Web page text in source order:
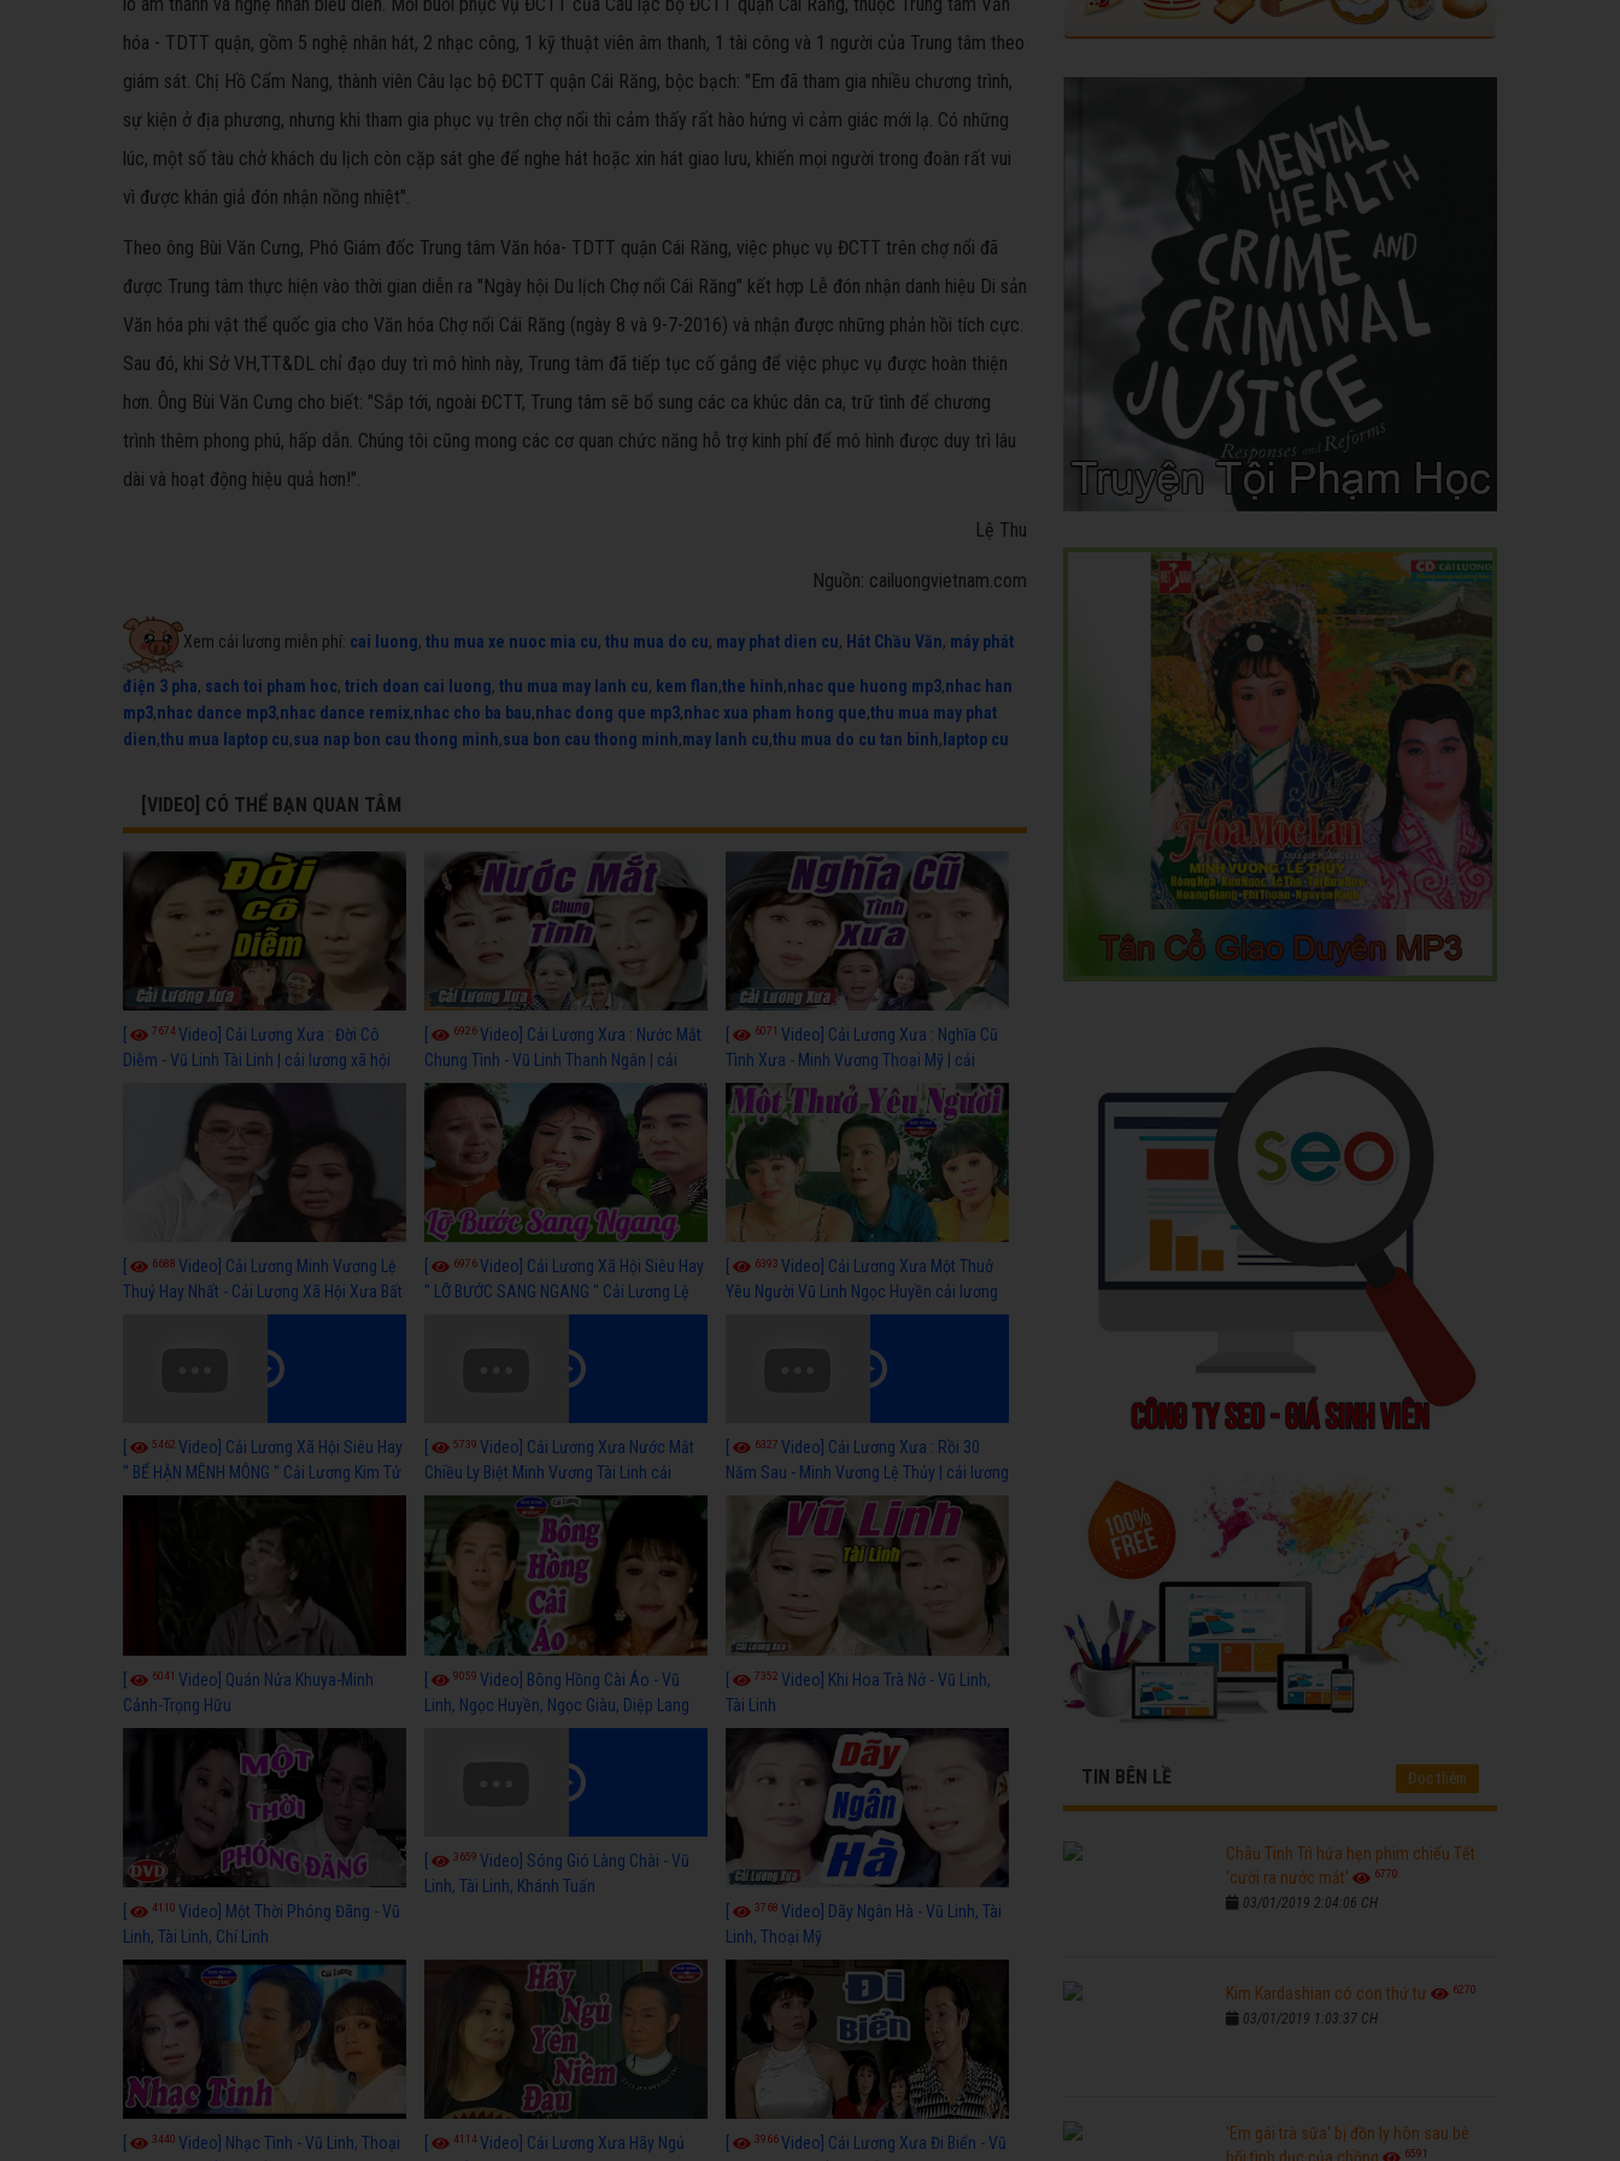
hóa - TDTT quận, gồm 5 nghệ nhân hát, 2 nhạc công, 1 kỹ thuật viên âm thanh, 1 tài công và 1 người của Trung tâm theo
giám sát. Chị Hồ Cẩm Nang, thành viên Câu lạc bộ ĐCTT quận Cái Răng, bộc bạch: "Em đã tham gia nhiều chương trình,
sự kiện ở địa phương, nhưng khi tham gia phục vụ trên chợ nổi thì cảm thấy rất hào hứng vì cảm giác mới lạ. Có những
lúc, một số tàu chở khách du lịch còn cặp sát ghe để nghe hát hoặc xin hát giao lưu, khiến mọi người trong đoàn rất vui
vì được khán giả đón nhận nồng nhiệt".
Theo ông Bùi Văn Cưng, Phó Giám đốc Trung tâm Văn hóa- TDTT quận Cái Răng, việc phục vụ ĐCTT trên chợ nổi đã
được Trung tâm thực hiện vào thời gian diễn ra "Ngày hội Du lịch Chợ nổi Cái Răng" kết hợp Lễ đón nhận danh hiệu Di sản
Văn hóa phi vật thể quốc gia cho Văn hóa Chợ nổi Cái Răng (ngày 8 và 9-7-2016) và nhận được những phản hồi tích cực.
Sau đó, khi Sở VH,TT&DL chỉ đạo duy trì mô hình này, Trung tâm đã tiếp tục cố gắng để việc phục vụ được hoàn thiện
hơn. Ông Bùi Văn Cưng cho biết: "Sắp tới, ngoài ĐCTT, Trung tâm sẽ bổ sung các ca khúc dân ca, trữ tình để chương
trình thêm phong phú, hấp dẫn. Chúng tôi cũng mong các cơ quan chức năng hỗ trợ kinh phí để mô hình được duy trì lâu
dài và hoạt động hiệu quả hơn!".
Lệ Thu
Nguồn: cailuongvietnam.com
Xem cải lương miễn phí: cai luong, thu mua xe nuoc mia cu, thu mua do cu, may phat dien cu, Hát Chầu Văn, máy phát
điện 3 pha, sach toi pham hoc, trich doan cai luong, thu mua may lanh cu, kem flan,the hinh,nhac que huong mp3,nhac han
mp3,nhac dance mp3,nhac dance remix,nhac cho ba bau,nhac dong que mp3,nhac xua pham hong que,thu mua may phat
dien,thu mua laptop cu,sua nap bon cau thong minh,sua bon cau thong minh,may lanh cu,thu mua do cu tan binh, laptop cu
[VIDEO] CÓ THỂ BẠN QUAN TÂM
7674Video] Cải Lương Xưa : Đời Cô
Diễm - Vũ Linh Tài Linh | cải lương xã hội
6926Video] Cải Lương Xưa : Nước Mắt
Chung Tình - Vũ Linh Thanh Ngân | cải
lương xã hội hay nhất
6071 Video] Cải Lương Xưa : Nghĩa Cũ
Tình Xưa - Minh Vương Thoại Mỹ | cải
lương xã hội hay nhất
6688 Video] Cải Lương Minh Vương Lệ
Thuỷ Hay Nhất - Cải Lương Xã Hội Xưa Bất
6976Video] Cải Lương Xã Hội Siêu Hay
" LỠ BƯỚC SANG NGANG " Cải Lương Lệ
Thuỷ, Thanh Tuấn, Hồng Nga
6393 Video] Cải Lương Xưa Một Thuở
Yêu Người Vũ Linh Ngọc Huyền cải lương
5462 Video] Cải Lương Xã Hội Siêu Hay
" BỂ HẬN MÊNH MÔNG " Cải Lương Kim Tử
Long, Thanh Ngân Hay Nhất
5739 Video] Cải Lương Xưa Nước Mắt
Chiều Ly Biệt Minh Vương Tài Linh cải
lương xã hội hay nhất
6327 Video] Cải Lương Xưa : Rồi 30
Năm Sau - Minh Vương Lệ Thủy | cải lương
xã hội hay nhất
[ 6041 Video] Quán Nửa Khuya-Minh
Cảnh-Trọng Hữu
[ 9059 Video] Bông Hồng Cài Áo - Vũ
Linh, Ngọc Huyền, Ngọc Giàu, Diệp Lang
[ 7352 Video] Khi Hoa Trà Nở - Vũ Linh,
Tài Linh
4110 Video] Một Thời Phóng Đãng - Vũ
Linh, Tài Linh, Chí Linh
[ 3659 Video] Sóng Gió Làng Chài - Vũ
Linh, Tài Linh, Khánh Tuấn
3768 Video] Dãy Ngân Hà - Vũ Linh, Tài
Linh, Thoại Mỹ
3440 Video] Nhạc Tình - Vũ Linh, Thoại
4114Video] Cải Lương Xưa Hãy Ngủ
3966Video] Cải Lương Xưa Đi Biển - Vũ
TIN BÊN LỀ Đọc thêm
Châu Tinh Trì hứa hẹn phim chiếu Tết
'cười ra nước mắt'
6770
03/01/2019 2:04:06 CH
Kim Kardashian có con thứ tư 6270
03/01/2019 1:03:37 CH
'Em gái trà sữa' bị đồn ly hôn sau bê
6591